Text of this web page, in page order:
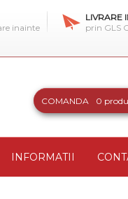
inainte
LIVRARE
prin GLS
COMANDA 0
INFORMATII